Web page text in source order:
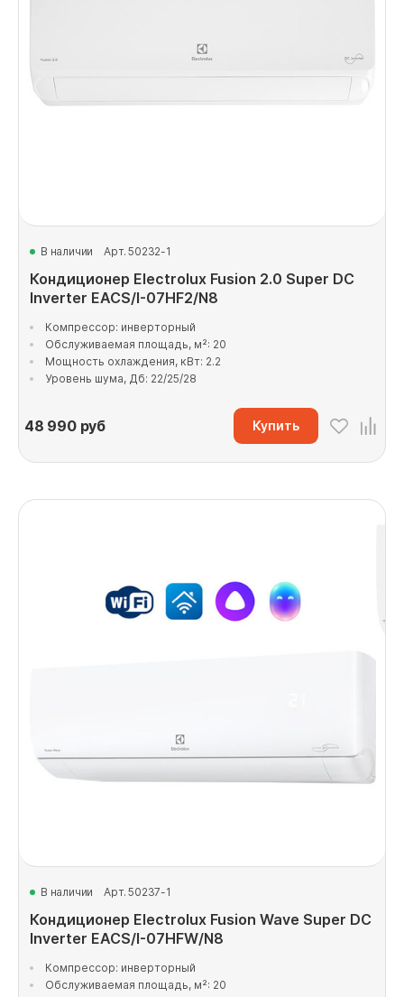
В наличии Арт. 50232-1
Кондиционер Electrolux Fusion 2.0 Super DC
Inverter EACS/I-07HF2/N8
Компрессор: инверторный
Обслуживаемая площадь, м²: 20
Мощность охлаждения, кВт: 2.2
Уровень шума, Дб: 22/25/28
48 990руб Купить
В наличии Арт. 50237-1
Кондиционер Electrolux Fusion Wave Super DC
Inverter EACS/I-07HFW/N8
Компрессор: инверторный
Обслуживаемая площадь, м²: 20